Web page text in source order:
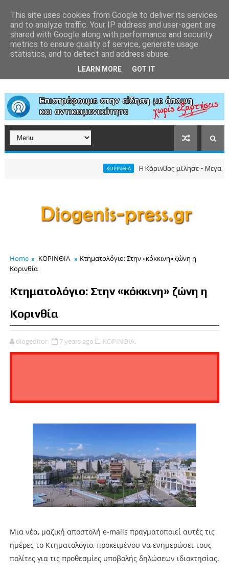
ΚΟΡΙΝΘΙΑ Η Κόρινθος μίλησε -
Home ΚΟΡΙΝΘΙΑ
Κτηματολόγιο: Στην «κόκκινη» ζώνη η
Κορινθία
Κτηματολόγιο: Στην «κόκκινη» ζώνη η
Κορινθία
diogeditor 7 years ago ΚΟΡΙΝΘΙΑ,
Μια νέα, μαζική αποστολή e-mails πραγματοποιεί αυτές τις
ημέρες το Κτηματολόγιο, προκειμένου να ενημερώσει τους
πολίτες για τις προθεσμίες υποβολής δηλώσεων ιδιοκτησίας.
This site uses cookies from Google to deliver its services
and to analyze traffic. Your IP address and user-agent are
shared with Google along with performance and security
metrics to ensure quality of service, generate usage
statistics, and to detect and address abuse.
LEARN MORE GOT IT